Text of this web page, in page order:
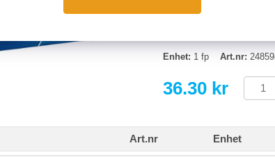
Enhet: 1 fp Art.nr:
36.30 kr
Art.nr Enhet